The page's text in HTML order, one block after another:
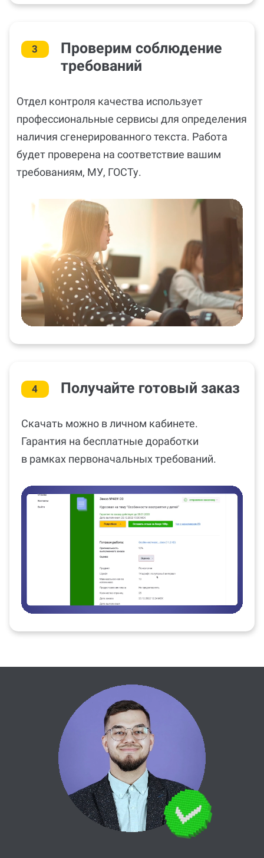
3
Проверим соблюдение
требований
Отдел контроля качества использует
профессиональные сервисы для определения
наличия сгенерированного текста. Работа
будет проверена на соответствие вашим
требованиям, МУ, ГОСТу.
4 Получайте готовый заказ
Скачать можно в личном кабинете.
Гарантия на бесплатные доработки
в рамках первоначальных требований.